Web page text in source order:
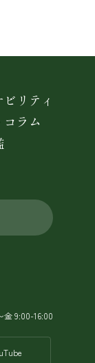
金 9:00-16:00
リティ
コラム